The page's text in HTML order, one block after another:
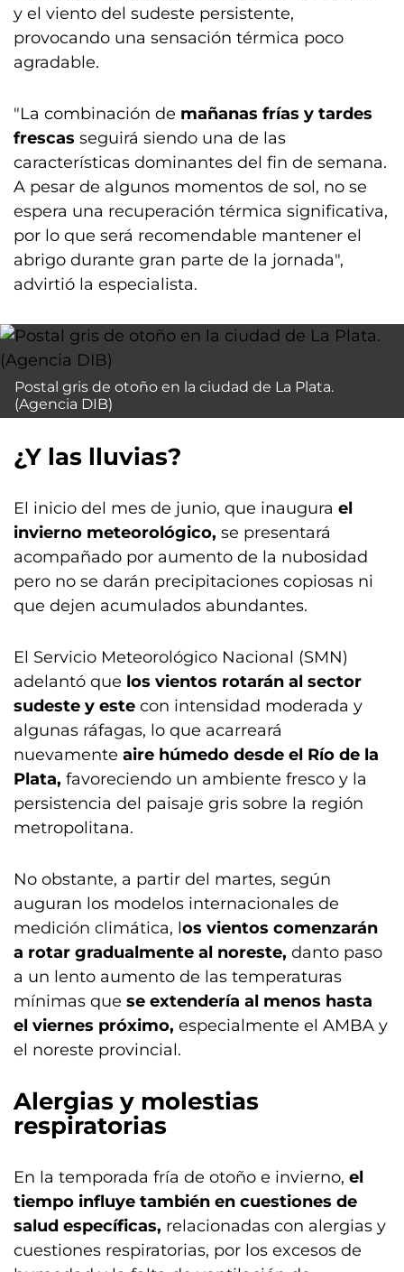
y el viento del sudeste persistente,
provocando una sensación térmica poco
agradable.
"La combinación de mañanas frías y tardes
frescas seguirá siendo una de las
características dominantes del fin de semana.
A pesar de algunos momentos de sol, no se
espera una recuperación térmica significativa,
por lo que será recomendable mantener el
abrigo durante gran parte de la jornada",
advirtió la especialista.
Postal gris de otoño en la ciudad de La Plata.
(Agencia DIB)
¿Y las lluvias?
El inicio del mes de junio, que inaugura el
invierno meteorológico, se presentará
acompañado por aumento de la nubosidad
pero no se darán precipitaciones copiosas ni
que dejen acumulados abundantes.
El Servicio Meteorológico Nacional (SMN)
adelantó que los vientos rotarán al sector
sudeste y este con intensidad moderada y
algunas ráfagas, lo que acarreará
nuevamente aire húmedo desde el Río de la
Plata, favoreciendo un ambiente fresco y la
persistencia del paisaje gris sobre la región
metropolitana.
No obstante, a partir del martes, según
auguran los modelos internacionales de
medición climática, los vientos comenzarán
a rotar gradualmente al noreste, danto paso
a un lento aumento de las temperaturas
mínimas que se extendería al menos hasta
el viernes próximo, especialmente el AMBA y
el noreste provincial.
Alergias y molestias
respiratorias
En la temporada fría de otoño e invierno, el
tiempo influye también en cuestiones de
salud específicas, relacionadas con alergias y
cuestiones respiratorias, por los excesos de